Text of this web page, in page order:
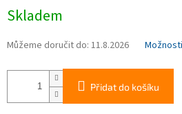
cena:
Skladem
Můžeme doručit do: 11.8.2026
Přidat do košíku